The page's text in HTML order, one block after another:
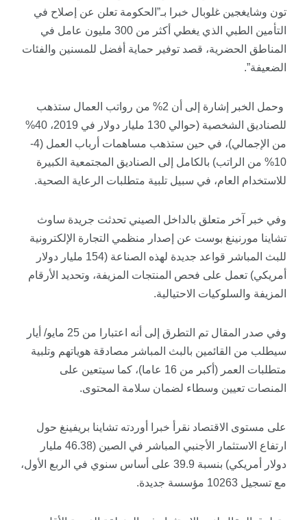
تون وشايغجين غلوبال خبرا بـ”الحكومة تعلن عن إصلاح في
التأمين الطبي الذي يغطي أكثر من 300 مليون عامل في
المناطق الحضرية، قصد توفير حماية أفضل للمسنين والفئات
الضعيفة”.
وحمل الخبر إشارة إلى أن 2% من رواتب العمال ستذهب
للصناديق الشخصية (حوالي 130 مليار دولار في 2019، 40%
من الإجمالي)، في حين ستذهب مساهمات أرباب العمل (4-
10% من الراتب) بالكامل إلى الصناديق المجتمعية الكبيرة
للاستخدام العام، في سبيل تلبية متطلبات الرعاية الصحية.
وفي خبر آخر متعلق بالداخل الصيني تحدثت جريدة ساوث
تشاينا مورنينغ بوست عن إصدار منظمي التجارة الإلكترونية
للبث المباشر قواعد جديدة لهذه الصناعة (154 مليار دولار
أمريكي) تعمل على فحص المنتجات المزيفة، وتحديد الأرقام
المزيفة والسلوكيات الاحتيالية.
وفي صدر المقال تم التطرق إلى أنه اعتبارا من 25 مايو/ أيار
سيطلب من القائمين بالبث المباشر مصادقة هوياتهم وتلبية
متطلبات العمر (أكبر من 16 عاما)، كما سيتعين على
المنصات تعيين وسطاء لضمان سلامة المحتوى.
على مستوى الاقتصاد نقرأ خبرا أوردته تشاينا بريفينغ حول
ارتفاع الاستثمار الأجنبي المباشر في الصين (46.38 مليار
دولار أمريكي) بنسبة 39.9 على أساس سنوي في الربع الأول،
مع تسجيل 10263 مؤسسة جديدة.